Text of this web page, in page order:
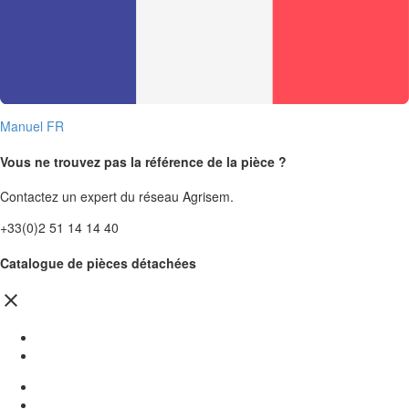
Manuel FR
Vous ne trouvez pas la référence de la pièce ?
Contactez un expert du réseau Agrisem.
+33(0)2 51 14 14 40
Catalogue de pièces détachées
close